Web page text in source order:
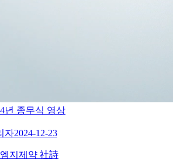
년 종무식 영상
자2024-12-23